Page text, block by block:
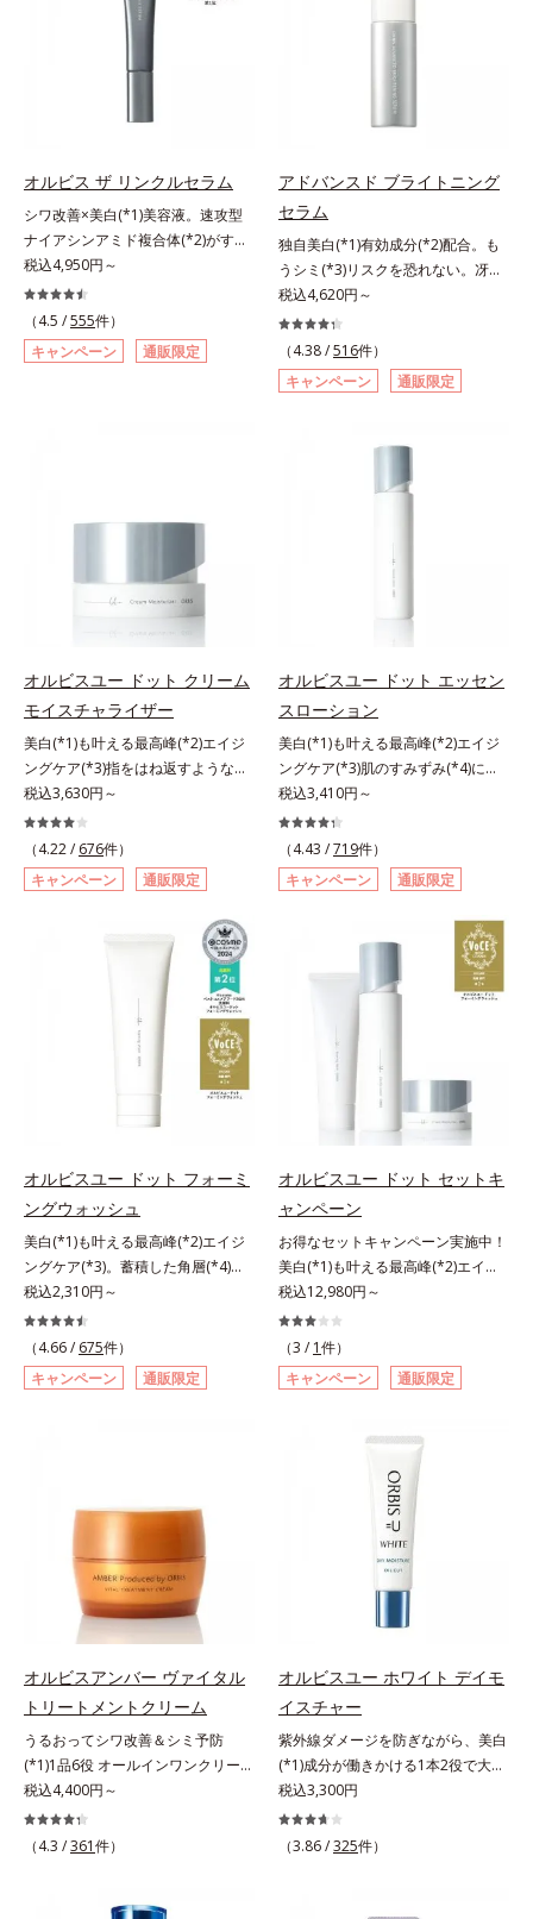
守り、美容成分(*5)の浸透を促進
(*6)します。有効成分「ナイアシン
アミド」配合。真皮のコラーゲン産
プローチ。保湿成分が日中の肌にも
うるおいを与え、明るくなめらかな
肌へ導きます。さらに落ちにくくす
るとキシキシし、塗りごこちを優先
すると膜がくずれやすくなる日焼け
止めのジレンマを解消すべく試作を
重ね、落ちにくくのびのよいみずみ
ずしいテクスチャーを追求しまし
ンの生成を抑え、シミ・ソバカスを
防ぐ*2 化粧膜のくずれにくさ、肌
をうるおして保護すること*3 オル
ビス内最高の紫外線カットレベル*4
なり始めることおよび表面に新たな
膜ができ始めることで膜が強くくず
れにくくなり、密閉することで保湿
成分を浸透促進すること（角層ま
で）*5 保湿成分*6 角層まで＜使用
量目安＞大きめのパール1粒程度
※全顔使用の場合＜使用ステップ＞
洗顔料 ⇒ 化粧水 ⇒ 保湿液 ⇒オル
ビス リンクルブライトUVプロテク
ター N各商品の詳しい情報は商品ペ
ージをご覧ください。・BEAUTY夏
み(*6)などが現れている状態である
「透明感のなさ」が現れることで大
人の肌印象に大きな影響を与えてい
ることが分かりました。そこでオル
ビスユー ドットシリーズは美容成
ら配合している美白有効成分「トラ
ネキサム酸」を配合しました。さら
に、シリーズ共通の美容成分(*7)
「GLルートブースター(*9)」を配合
することで、肌のふっくら感や透明
感を叶えます。美白ケアしながら多
角的なエイジングケアが叶うシリー
ズに。3ステップで上向き(*10)のハ
リと透明感を。効果的なシナジー設
援します。*1 メラニンの生成を抑
シュ除く）*2 オルビス内スキンケ
る*5 乾燥、ハリ・ツヤのなさ
*6 乾燥による*7 保湿成分*8
ロニセラカエルレア果汁、ノバラエ
メマツヨイグサ抽出液、スイカズラ
エキス配合＝角層のすみずみまで水
分・油分を保ち、ハリ・ツヤを与え
る保湿成分*10 気持ちのことアレ
ルギーテスト済＝全ての方にアレル
ギーが起こらないということではあ
りません。
オルビス ザ リンクルセラム
シワ改善×美白(*1)美容液。速攻型
ナイアシンアミド複合体(*2)がすば
やく浸透(*3)。ピンと、パッと。大
人の肌にハリ感を。シワ改善×美白
(*1)美容液。ポーラ化成 研究所の独
自研究で見出した、速攻型ナイアシ
ンアミド複合体(*2)と浸透サポート
メラニン生成を防ぎ未来のシミ・ソ
バカスを予防します。さらに独自研
究に基づいた浸透型ハリ保湿成分
(*6)で大人肌にハリ感をプラス。す
で、"顔全体にご使用いただける設
計"。見えているシワはもちろん、
自分では気づきにくい死角のシワの
改善にも効果を発揮します。*1 メ
ラニンの生成を抑え、シミ・ソバカ
スを防ぐ*2 ナイアシンアミド（有
効成分）、水添大豆リン脂質、フィ
トステロール、水（基剤）、
BG（保湿）*3 角層まで*4 K石けん
素地、ホホバアルコール、トリステ
アリン酸デカグリセリル（基剤）*5
角層の範囲内における自社従来品処
方との比較*6 ドクダミエキス、シ
クロヘキサンジカルボン酸ビスエト
キシジグリコール（保湿）＜使用量
目安＞パール1粒程度＜ご使用ステ
ップ＞洗顔料 ⇒ 化粧水 ⇒ ザ リン
クルセラム ⇒ 保湿液＜1商品あたり
180回（3ヵ月程度）各商品の詳し
い情報は商品ページをご覧くださ
い。・BEAUTY夏祭りは、こちら
税込4,950円～
（4.5 /555件）
キャンペーン
通販限定
アドバンスド ブライトニング
セラム
独自美白(*1)有効成分(*2)配合。も
うシミ(*3)リスクを恐れない。冴え
わたる透明美肌(*4)へ。先端肌科学
が導く、透明感あふれる輝き(*4)
へ。今の自分の肌も未来の肌もあき
らめない、自分史上最高の冴えわた
る透明美肌(*4)を目指すには、美肌
ミを予防するお手入れを続けること
ーラ・オルビスグループ独自の美白
ミの原因になると考えられる“メラ
ニンの塊”を居座らせない(*1)、粉砕
と排出サポート(*5)の2ステップで
メラニンの蓄積を抑え、シミ・ソバ
カスを防ぎます。さらに、「アルテ
アネスレ(*6)」を配合し、うるおい
に満ちた自分本来の澄み渡るような
透明感を目指します。手に取った
時、なじませた時、後肌、と3段階
に変化するテクスチャーは、肌にす
ばやくなじみ、毎日の美白ケアを楽
しくする使いごこちを叶えました。
*1 メラニンの蓄積を抑え、シミ・
ソバカスを防ぐ*2 デクスパンテノ
ールW*3 これからできるシミのこ
と*4 うるおいによる透明感のある
肌*5 ターンオーバーを促進して、
メラニンの塊を微細化すること*6
品の詳しい情報は商品ページをご覧
ください。・BEAUTY夏祭りは、こ
税込4,620円～
（4.38 /516件）
キャンペーン
通販限定
オルビスユー ドット クリーム
モイスチャライザー
美白(*1)も叶える最高峰(*2)エイジ
ングケア(*3)指をはね返すような弾
力感が宿るハリ感 濃密フィットク
リーム。ハリも透明感(*4)も結果主
義。年齢サイン(*5)の因子に着目し
た肌科学エイジングケア(*3)シリー
ズ。オルビスユー ドットシリーズ
は、年齢による肌悩み一つ一つを対
処するのではなく、肌で起きている
ことの根本原因に着目。加齢ととも
に現れる年齢サインについて研究を
進めたところ、弾力感のない状態で
ある「ハリのなさ」や、くすみ(*6)
などが現れている状態である「透明
感のなさ」が、大人の肌印象に大き
シリーズは美容成分(*7)として
「G.D.F.アクティベーター(*8)」を
配合。そして、従来から配合してい
る美白(*1)有効成分「トラネキサム
酸」を配合しました。さらに、シリ
ーズ共通の美容成分「GLルートブ
ースター(*9)」を配合することで、
肌のふっくら感や透明感を叶えま
す。美白ケアしながら多角的なエイ
ジングケアが叶うシリーズに。3ス
ミ・ソバカスを防ぐ（ウォッシュを
除く）*2 オルビス内スキンケアシ
リーズの保湿力*3 年齢に応じたお
手入れのこと*4 うるおいによる
*5 乾燥、ハリ・ツヤのなさ*6
乾燥による*7 保湿成分*8 ロニ
セラカエルレア果汁、ノバラエキス
配合＝うるおいを与えハリと透明感
に満ちた肌へ導く保湿成分*9 メマ
ツヨイグサ抽出液、スイカズラエキ
ス配合＝角層のすみずみまで水分・
油分を保ち、ハリ・ツヤを与える保
湿成分*10 気持ちのこと
税込3,630円～
（4.22 / 676件）
キャンペーン
通販限定
オルビスユー ドット エッセン
スローション
美白(*1)も叶える最高峰(*2)エイジ
ングケア(*3)肌のすみずみ(*4)にし
みわたるうるおい充満ローション。
ハリも透明感(*5)も結果主義。年齢
サイン(*6)の因子に着目した肌科学
エイジングケア(*3)シリーズ。オル
ビスユー ドットシリーズは、年齢
による肌悩み一つ一つを対処するの
ではなく、肌で起きていることの根
本原因に着目。加齢とともに現れる
年齢サインについて研究を進めたと
リのなさ」や、くすみ(*7)などが現
れている状態である「透明感のな
さ」が、大人の肌印象に大きな影響
を与えていることがわかりました。
そこでオルビスユー ドットシリー
ズは美容成分(*8)として「G.D.F.ア
クティベーター(*9)」を配合。そし
て、従来から配合している美白(*1)
有効成分「トラネキサム酸」を配合
しました。さらに、シリーズ共通の
美容成分「GLルートブースター
(*10)」を配合することで、肌のふ
っくら感や透明感を叶えます。美白
ケアしながら多角的なエイジングケ
アが叶うシリーズに。3ステップで
果的なシナジー設計で、あなたのエ
イジングケアを応援します。*1 メ
ラニンの生成を抑え、シミ・ソバカ
スを防ぐ（ウォッシュを除く）*2
オルビス内スキンケアシリーズの保
湿力*3 年齢に応じたお手入れのこ
と*4 角層まで*5 うるおいによ
る*6 乾燥、ハリ・ツヤのなさ
ロニセラカエルレア果汁、ノバラエ
キス配合＝うるおいを与えハリと透
明感に満ちた肌へ導く保湿成分
*10 メマツヨイグサ抽出液、スイ
カズラエキス配合＝角層のすみずみ
まで水分・油分を保ち、ハリ・ツヤ
を与える保湿成分*11 気持ちのこ
と
税込3,410円～
（4.43 /719件）
キャンペーン
通販限定
オルビスユー ドット フォーミ
ングウォッシュ
美白(*1)も叶える最高峰(*2)エイジ
ングケア(*3)。蓄積した角層(*4)を
絡めとりくすみ(*5)を晴らす高密着
マイルドピーリング(*6)洗顔料。ハ
リも透明感(*7)も結果主義。年齢サ
イン(*8)の因子に着目した肌科学エ
イジングケア(*3)シリーズ。オルビ
齢サインについて研究を進めたとこ
ろ、弾力感のない状態である「ハリ
のなさ」や、くすみ(*5)などが現れ
ている状態である「透明感のなさ」
が、大人の肌印象に大きな影響を与
えていることがわかりました。そこ
でオルビスユー ドットシリーズは
美容成分(*9)として「G.D.F.アクテ
ィベーター(*10)」を配合。そし
て、従来から配合している美白(*1)
有効成分「トラネキサム酸」を配合
しました。さらに、シリーズ共通の
美容成分「GLルートブースター
(*11)」を配合することで、肌のふ
税込2,310円～
（4.66 / 675件）
キャンペーン
通販限定
オルビスユー ドット セットキ
ャンペーン
お得なセットキャンペーン実施中！
美白(*1)も叶える最高峰(*2)エイジ
ングケア(*3)。ハリも透明感(*4)も
結果主義。年齢サイン(*5)の因子に
着目した肌科学エイジングケア(*3)
シリーズ。オルビスユー ドットシ
リーズは、年齢による肌悩み一つ一
ていることの根本原因に着目。加齢
とともに現れる年齢サイン(*5)につ
いて研究を進めたところ、弾力感の
ない状態である「ハリのなさ」や、
くすみ(*6)などが現れている状態で
ある「透明感のなさ」が現れること
で大人の肌印象に大きな影響を与え
ていることが分かりました。そこで
容成分(*7)として「G.D.F.アクティ
ベーター(*8)」を配合。そして、従
来から配合している美白有効成分
「トラネキサム酸」を配合しまし
た。さらに、シリーズ共通の美容成
分(*7)「GLルートブースター(*9)」
を配合することで、肌のふっくら感
や透明感を叶えます。美白ケアしな
税込12,980円～
（3 / 1件）
キャンペーン
通販限定
オルビスアンバー ヴァイタル
トリートメントクリーム
うるおってシワ改善＆シミ予防
(*1)1品6役 オールインワンクリー
ム。オルビスアンバーは、いつも⾃
然体で美しくありたいと願う⼤⼈世
代に寄り添うブランドです。年齢印
世代の肌に向き合い、手軽なお手入
税込4,400円～
（4.3 /361件）
オルビスユー ホワイト デイモ
イスチャー
紫外線ダメージを防ぎながら、美白
(*1)成分が働きかける1本2役で大人
の肌を守りぬく。若々しく透明感の
ある美肌を構成する要素と、年齢肌
(*2)のメラニン生成にアプローチし
ー」の理論を応用し、全方位的に肌
税込3,300円
（3.86 /325件）